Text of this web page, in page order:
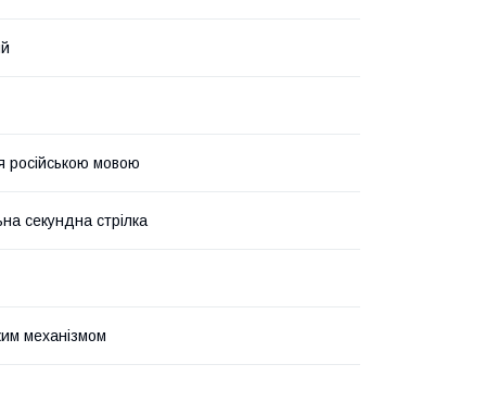
російською мовою
секундна стрілка
механізмом